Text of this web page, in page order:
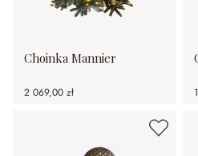
Choinka Mannier
2 069,00 zł